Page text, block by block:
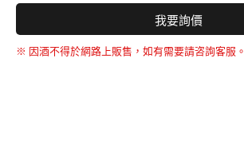
※ 因酒不得於網路上販售，如有需要請咨詢客服。
我要詢價